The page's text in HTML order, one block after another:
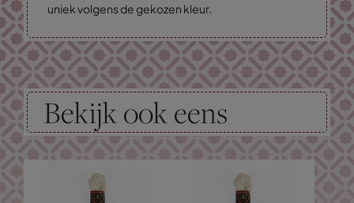
uniek volgens de gekozen kleur.
Bekijk ook eens